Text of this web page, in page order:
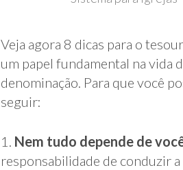
Veja agora 8 dicas para o
um papel fundamental na vida
denominação. Para que você
seguir:
1. Nem tudo depende de
responsabilidade de conduzir